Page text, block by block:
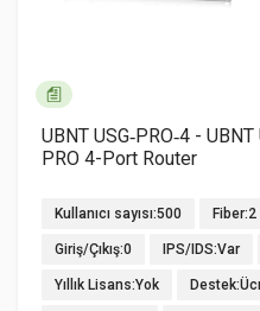
UBNT USG‑PRO‑4 -
PRO 4-Port Router
Kullanıcı sayısı:500 Fiber:2
Giriş/Çıkış:0 IPS/IDS:Var
Yıllık Lisans:Yok